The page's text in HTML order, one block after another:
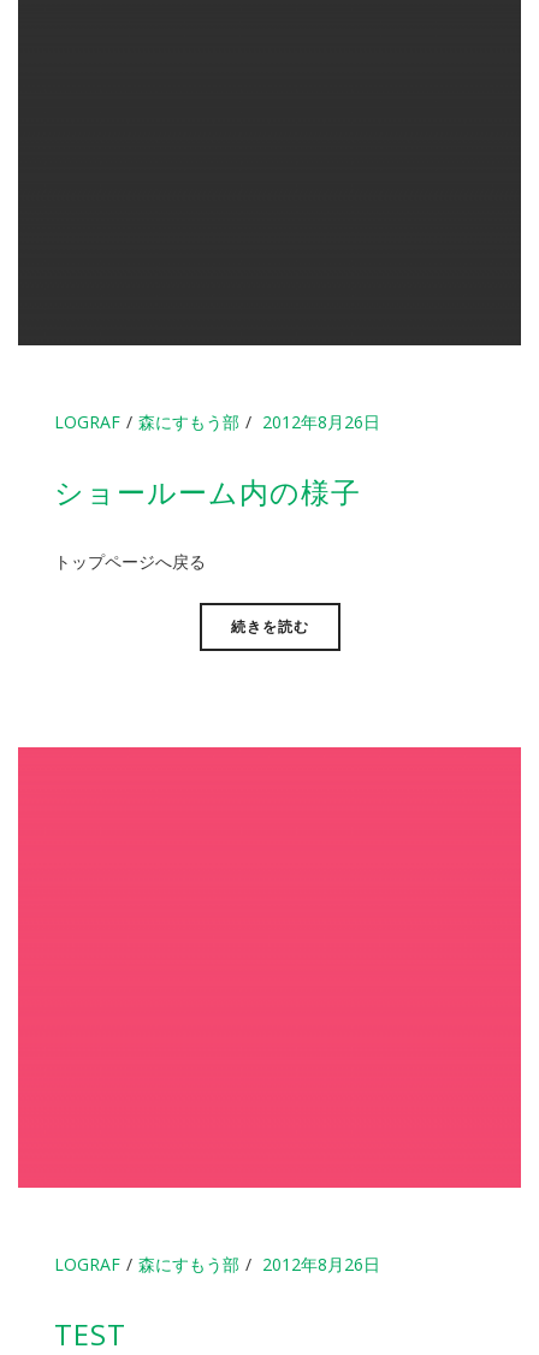
LOGRAF 森にすもう部 2012年8月26日
ショールーム内の様子
トップページへ戻る
続きを読む
LOGRAF 森にすもう部 2012年8月26日
TEST